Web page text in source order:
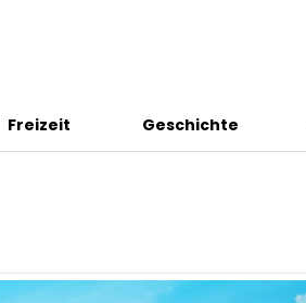
Freizeit Geschichte